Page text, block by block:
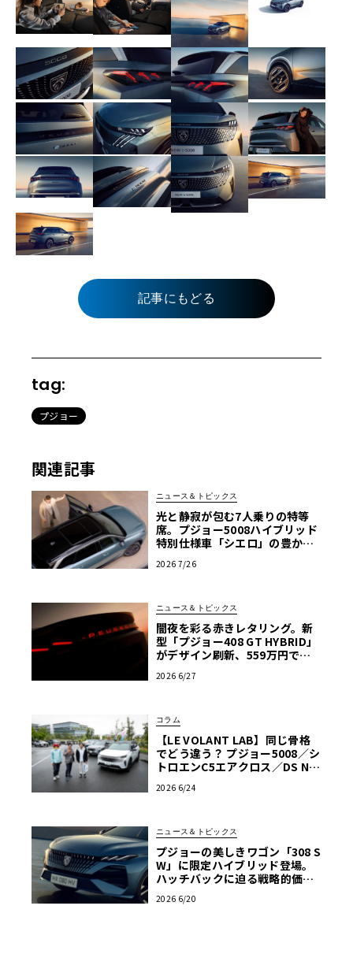
記事にもどる
tag:
プジョー
関連記事
ニュース＆トピックス
光と静寂が包む7人乗りの特等
席。プジョー5008ハイブリッド
特別仕様車「シエロ」の豊かな
2026 7/26
ニュース＆トピックス
闇夜を彩る赤きレタリング。新
型「プジョー408 GT HYBRID」
がデザイン刷新、559万円で発
2026 6/27
コラム
【LE VOLANT LAB】同じ骨格
でどう違う？ プジョー5008／シ
トロエンC5エアクロス／DS Nº4
2026 6/24
ニュース＆トピックス
プジョーの美しきワゴン「308 S
W」に限定ハイブリッド登場。
ハッチバックに迫る戦略的価格
2026 6/20